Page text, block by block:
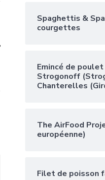
Spaghettis &
courgettes
Emincé de
Strogonoff
Chanterelles
The AirFood
européenne)
Filet de poisson